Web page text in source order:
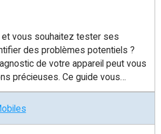
et vous souhaitez tester ses
des problèmes potentiels ?
de votre appareil peut vous
précieuses. Ce guide vous
à cet outil de test et ce que